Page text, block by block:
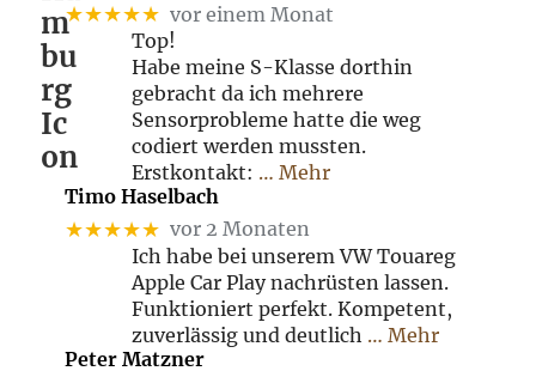
★★★★★ vor einem Monat
Top!
Habe meine S-Klasse dorthin
gebracht da ich mehrere
Sensorprobleme hatte die weg
codiert werden mussten.
Erstkontakt: … Mehr
Timo Haselbach
★★★★★ vor 2 Monaten
Ich habe bei unserem VW Touareg
Apple Car Play nachrüsten lassen.
Funktioniert perfekt. Kompetent,
zuverlässig und deutlich … Mehr
Peter Matzner